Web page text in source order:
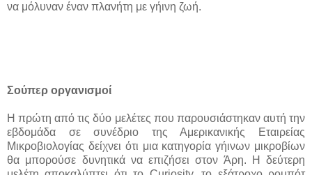
να μόλυναν έναν πλανήτη με γήινη ζωή.
Σούπερ οργανισμοί
Η πρώτη από τις δύο μελέτες που παρουσιάστηκαν αυτή την
εβδομάδα σε συνέδριο της Αμερικανικής Εταιρείας
Μικροβιολογίας δείχνει ότι μια κατηγορία γήινων μικροβίων
θα μπορούσε δυνητικά να επιζήσει στον Άρη. Η δεύτερη